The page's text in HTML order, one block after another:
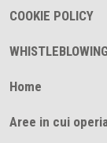
COOKIE POLICY
Home
Aree in cui